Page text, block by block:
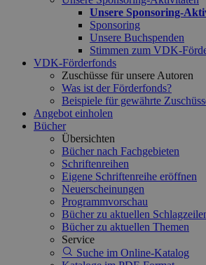
Unsere Sponsoring-
Sponsoring
Unsere Buchspenden
Stimmen zum VDK-
VDK-Förderfonds
Zuschüsse für unsere Autoren
Was ist der Förderfonds?
Beispiele für gewährte
Angebot einholen
Bücher
Übersichten
Bücher nach Fachgebieten
Schriftenreihen
Eigene Schriftenreihe eröffnen
Neuerscheinungen
Programmvorschau
Bücher zu aktuellen
Bücher zu aktuellen Themen
Service
Suche im Online-Katalog